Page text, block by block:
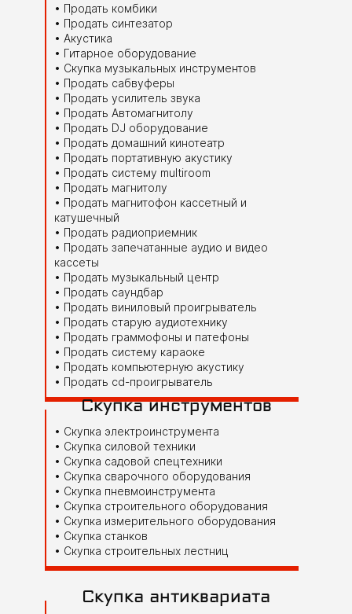
Продать комбики
Продать синтезатор
Акустика
Гитарное оборудование
Скупка музыкальных инструментов
Продать сабвуферы
Продать усилитель звука
Продать Автомагнитолу
Продать DJ оборудование
Продать домашний кинотеатр
Продать портативную акустику
Продать систему multiroom
Продать магнитолу
Продать магнитофон кассетный и
катушечный
Продать радиоприемник
Продать запечатанные аудио и видео
кассеты
Продать музыкальный центр
Продать саундбар
Продать виниловый проигрыватель
Продать старую аудиотехнику
Продать граммофоны и патефоны
Продать систему караоке
Продать компьютерную акустику
Продать cd-проигрыватель
Скупка инструментов
Скупка электроинструмента
Скупка силовой техники
Скупка садовой спецтехники
Скупка сварочного оборудования
Скупка пневмоинструмента
Скупка cтроительного оборудования
Скупка измерительного оборудования
Скупка станков
Скупка строительных лестниц
Скупка антиквариата